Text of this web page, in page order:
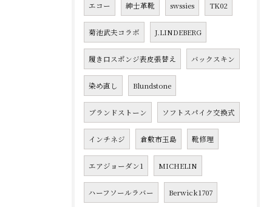
エコー 紳士革靴 swssies TK02
菊池武夫コラボ J.LINDEBERG
履き口スポンジ表皮張替え バックスキン
染め直し Blundstone
ブランドストーン ソフトスパイク交換式
インチネジ 倉敷市玉島 靴修理
エアジョーダン1 MICHELIN
ハーフソールラバー Berwick1707